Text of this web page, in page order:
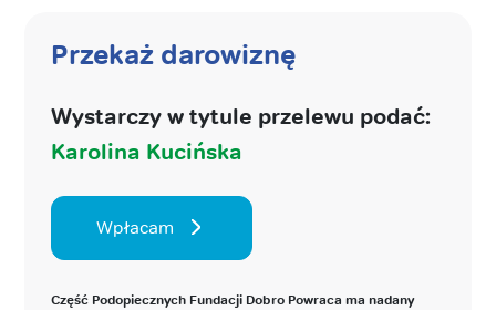
Przekaż darowiznę
Wystarczy w tytule przelewu podać:
Karolina Kucińska
Wpłacam
Część Podopiecznych Fundacji Dobro Powraca ma nadany